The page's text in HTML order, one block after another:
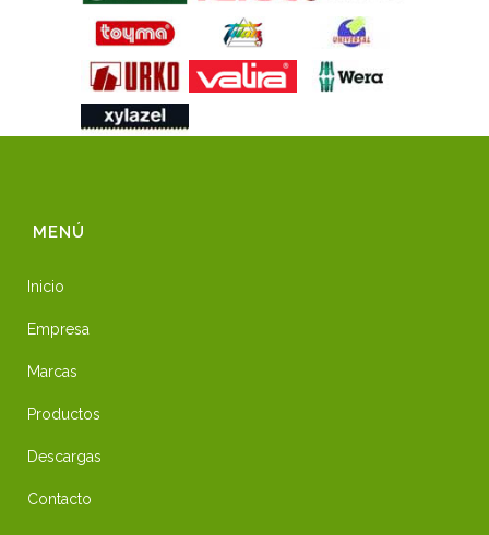
MENÚ
Inicio
Empresa
Marcas
Productos
Descargas
Contacto